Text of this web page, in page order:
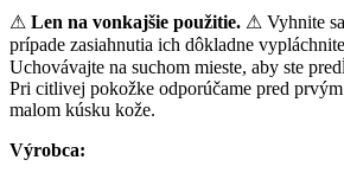
⚠ Len na vonkajšie použitie. ⚠ Vyhnite
prípade zasiahnutia ich dôkladne
Uchovávajte na suchom mieste, aby ste
Pri citlivej pokožke odporúčame pred
malom kúsku kože.
Výrobca: